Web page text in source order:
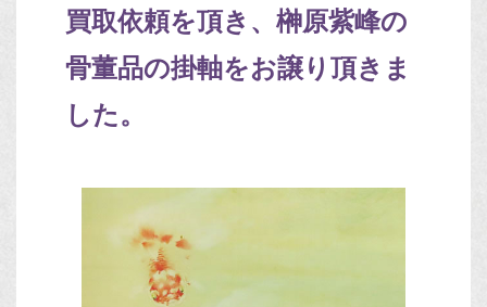
買取依頼を頂き、榊原紫峰の
骨董品の掛軸をお譲り頂きま
した。